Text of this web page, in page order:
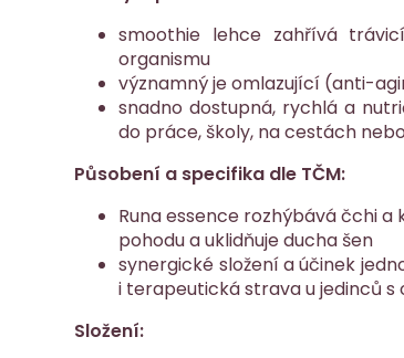
smoothie lehce zahřívá
organismu
významný je omlazující (anti-
snadno dostupná, rychlá a
do práce, školy, na cestách
Působení a specifika dle TČM:
Runa essence rozhýbává čchi a
pohodu a uklidňuje ducha šen
synergické složení a účinek
i terapeutická strava u jedinců
Složení: